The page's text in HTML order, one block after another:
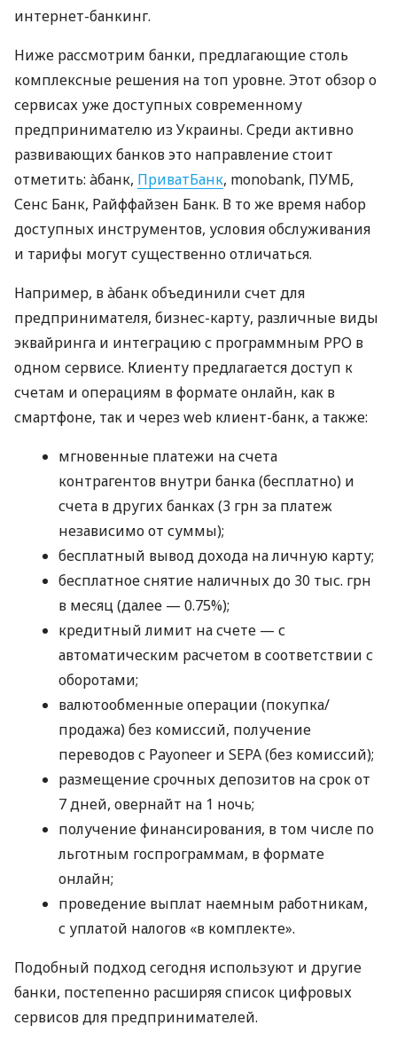
интернет-банкинг.
Ниже рассмотрим банки, предлагающие столь
комплексные решения на топ уровне. Этот обзор о
сервисах уже доступных современному
предпринимателю из Украины. Среди активно
развивающих банков это направление стоит
отметить: àбанк, ПриватБанк, monobank, ПУМБ,
Сенс Банк, Райффайзен Банк. В то же время набор
доступных инструментов, условия обслуживания
и тарифы могут существенно отличаться.
Например, в àбанк объединили счет для
предпринимателя, бизнес-карту, различные виды
эквайринга и интеграцию с программным РРО в
одном сервисе. Клиенту предлагается доступ к
счетам и операциям в формате онлайн, как в
смартфоне, так и через web клиент-банк, а также:
мгновенные платежи на счета
контрагентов внутри банка (бесплатно) и
счета в других банках (3 грн за платеж
независимо от суммы);
бесплатный вывод дохода на личную карту;
бесплатное снятие наличных до 30 тыс. грн
в месяц (далее — 0.75%);
кредитный лимит на счете — с
автоматическим расчетом в соответствии с
оборотами;
валютообменные операции (покупка/
продажа) без комиссий, получение
переводов с Payoneer и SEPA (без комиссий);
размещение срочных депозитов на срок от
7 дней, овернайт на 1 ночь;
получение финансирования, в том числе по
льготным госпрограммам, в формате
онлайн;
проведение выплат наемным работникам,
с уплатой налогов «в комплекте».
Подобный подход сегодня используют и другие
банки, постепенно расширяя список цифровых
сервисов для предпринимателей.